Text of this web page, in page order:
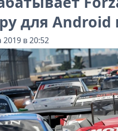
для Android
2019 в 20:52